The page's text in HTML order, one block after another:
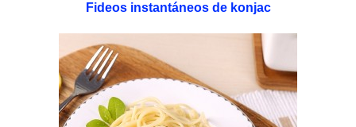
Fideos instantáneos de konjac